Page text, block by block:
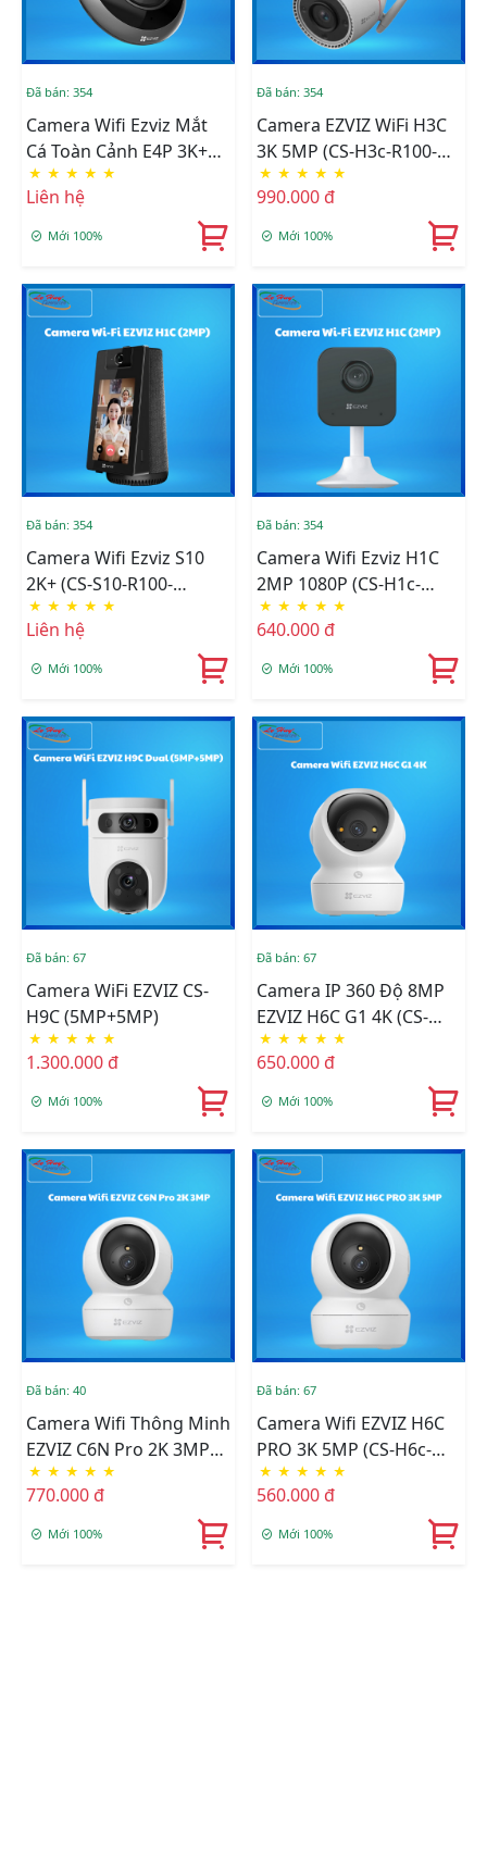
Đã bán: 354
Camera Wifi Ezviz Mắt
Cá Toàn Cảnh E4P 3K+
(CS-E4p-R100-8C6WKF)
★ ★ ★ ★ ★
Liên hệ
Mới 100%
Đã bán: 354
Camera EZVIZ WiFi H3C
3K 5MP (CS-H3c-R100-
1J5WKFL(2.8mm))
★ ★ ★ ★ ★
990.000 đ
Mới 100%
Đã bán: 354
Camera Wifi Ezviz S10
2K+ (CS-S10-R100-
1M4WF)
★ ★ ★ ★ ★
Liên hệ
Mới 100%
Đã bán: 354
Camera Wifi Ezviz H1C
2MP 1080P (CS-H1c-
R100-1G2WF)
★ ★ ★ ★ ★
640.000 đ
Mới 100%
Đã bán: 67
Camera WiFi EZVIZ CS-
H9C (5MP+5MP)
★ ★ ★ ★ ★
1.300.000 đ
Mới 100%
Đã bán: 67
Camera IP 360 Độ 8MP
EZVIZ H6C G1 4K (CS-
H6c-R200-8H8WFL)
★ ★ ★ ★ ★
650.000 đ
Mới 100%
Đã bán: 40
Camera Wifi Thông Minh
EZVIZ C6N Pro 2K 3MP
(CS-C6N-R105-1L3WF)
★ ★ ★ ★ ★
770.000 đ
Mới 100%
Đã bán: 67
Camera Wifi EZVIZ H6C
PRO 3K 5MP (CS-H6c-
R105-1J5WF)
★ ★ ★ ★ ★
560.000 đ
Mới 100%